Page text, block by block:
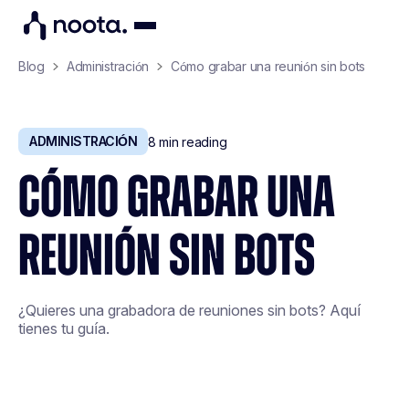
Blog Administración Cómo grabar una reunión sin bots
ADMINISTRACIÓN 8 min reading
CÓMO GRABAR UNA
REUNIÓN SIN BOTS
¿Quieres una grabadora de reuniones sin bots? Aquí
tienes tu guía.